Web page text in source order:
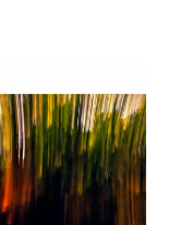
prix :
600€
à
1000€